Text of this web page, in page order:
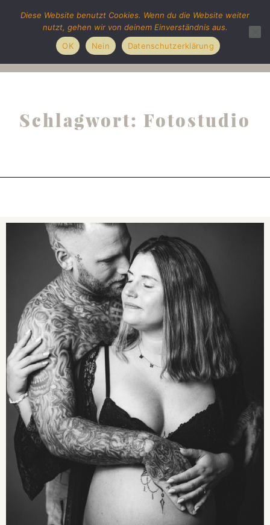
Schlagwort: Fotostudio
Diese Website benutzt Cookies. Wenn du die Website weiter
nutzt, gehen wir von deinem Einverständnis aus.
OK
Nein Datenschutzerklärung